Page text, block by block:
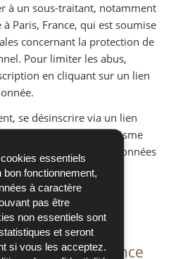
essentiels
fonctionnement,
à caractère
pas être
non essentiels sont
et seront
si vous les acceptez.
à un sous-traitant, notamment
Paris, France, qui est soumise
concernant la protection de
Pour limiter les abus,
en cliquant sur un lien
se désinscrire via un lien
en contactant l’organisme
de conservation des données
de son inscription.
est l’organisme
mesure d'audience